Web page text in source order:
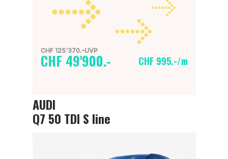
CHF 125'370.-UVP
CHF 49'900.- CHF 995.-/m
AUDI
Q7 50 TDI S line